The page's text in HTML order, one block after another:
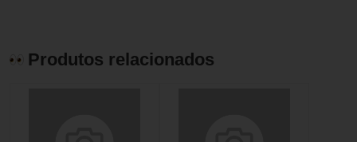
Produtos relacionados